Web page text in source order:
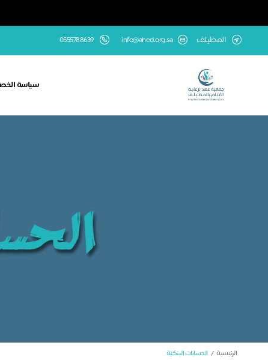
المظيلف info@ahed.org.sa
0555788639
سياسة
الرئيسية الحسابات البنكية